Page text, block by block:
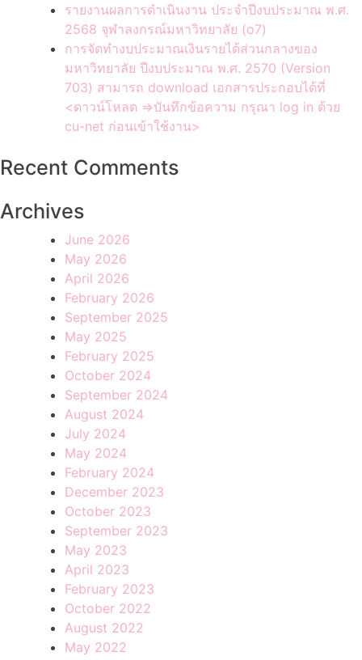
รายงานผลการดำเนินงาน ประจำปีงบประมาณ พ.ศ.
2568 จุฬาลงกรณ์มหาวิทยาลัย (o7)
การจัดทำงบประมาณเงินรายได้ส่วนกลางของ
มหาวิทยาลัย ปีงบประมาณ พ.ศ. 2570 (Version
703) สามารถ download เอกสารประกอบได้ที่
<ดาวน์โหลด =>บันทึกข้อความ กรุณา log in ด้วย
cu-net ก่อนเข้าใช้งาน>
Recent Comments
Archives
June 2026
May 2026
April 2026
February 2026
September 2025
May 2025
February 2025
October 2024
September 2024
August 2024
July 2024
May 2024
February 2024
December 2023
October 2023
September 2023
May 2023
April 2023
February 2023
October 2022
August 2022
May 2022